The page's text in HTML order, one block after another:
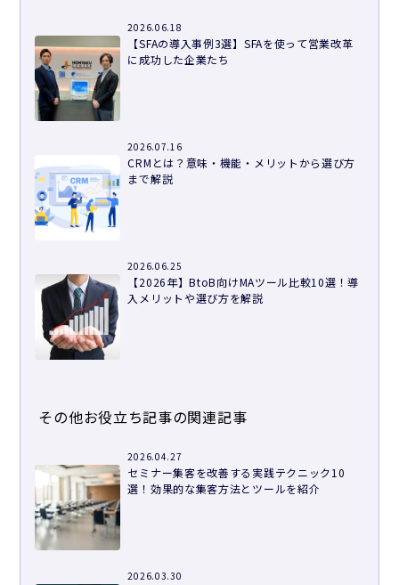
2026.06.18
【SFAの導入事例3選】SFAを使って営業改革
に成功した企業たち
2026.07.16
CRMとは？意味・機能・メリットから選び方
まで解説
2026.06.25
【2026年】BtoB向けMAツール比較10選！導
入メリットや選び方を解説
その他お役立ち記事の関連記事
2026.04.27
セミナー集客を改善する実践テクニック10
選！効果的な集客方法とツールを紹介
2026.03.30